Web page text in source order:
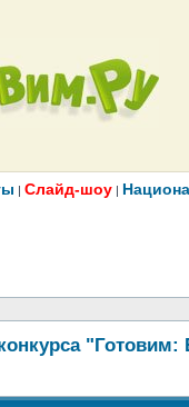
| Слайд-шоу |